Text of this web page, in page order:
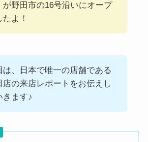
が野田市の16号沿いにオープ
たよ！
は、日本で唯一の店舗である
店の来店レポートをお伝えし
きます♪